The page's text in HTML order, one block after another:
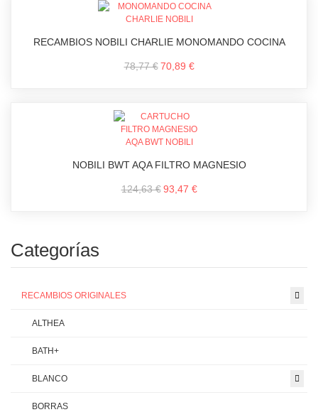
RECAMBIOS NOBILI CHARLIE MONOMANDO COCINA
78,77 € 70,89 €
NOBILI BWT AQA FILTRO MAGNESIO
124,63 € 93,47 €
Categorías
RECAMBIOS ORIGINALES
ALTHEA
BATH+
BLANCO
BORRAS